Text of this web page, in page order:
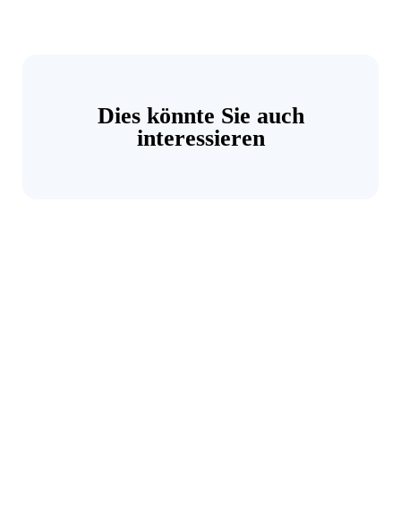
Dies könnte Sie auch
interessieren